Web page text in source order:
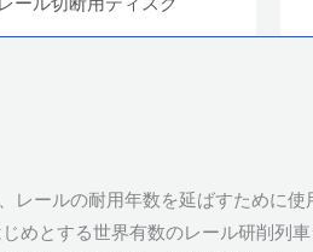
ールの耐用年数を延ばすために
とする世界有数のレール研削列